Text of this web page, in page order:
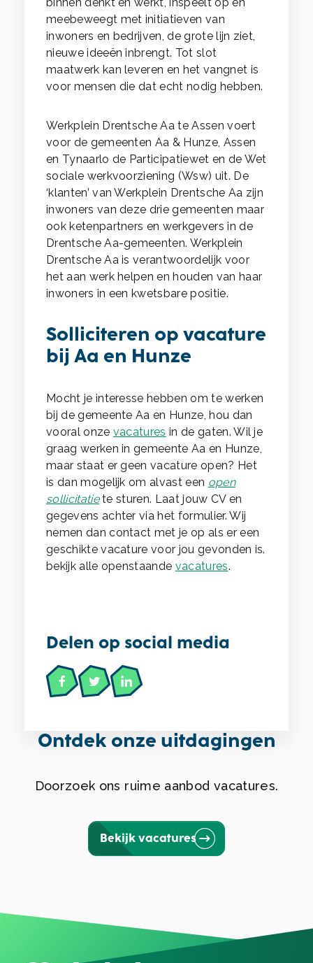
binnen denkt en werkt, inspeelt op en
meebeweegt met initiatieven van
inwoners en bedrijven, de grote lijn ziet,
nieuwe ideeën inbrengt. Tot slot
maatwerk kan leveren en het vangnet is
voor mensen die dat echt nodig hebben.
Werkplein Drentsche Aa te Assen voert
voor de gemeenten Aa & Hunze, Assen
en Tynaarlo de Participatiewet en de Wet
sociale werkvoorziening (Wsw) uit. De
‘klanten’ van Werkplein Drentsche Aa zijn
inwoners van deze drie gemeenten maar
ook ketenpartners en werkgevers in de
Drentsche Aa-gemeenten. Werkplein
Drentsche Aa is verantwoordelijk voor
het aan werk helpen en houden van haar
inwoners in een kwetsbare positie.
Solliciteren op vacature
bij Aa en Hunze
Mocht je interesse hebben om te werken
bij de gemeente Aa en Hunze, hou dan
vooral onze vacatures in de gaten. Wil je
graag werken in gemeente Aa en Hunze,
maar staat er geen vacature open? Het
is dan mogelijk om alvast een open
sollicitatiete sturen. Laat jouw CV en
gegevens achter via het formulier. Wij
nemen dan contact met je op als er een
geschikte vacature voor jou gevonden is.
bekijk alle openstaande vacatures.
Delen op social media
Ontdek onze uitdagingen
Doorzoek ons ruime aanbod vacatures.
Bekijk vacatures